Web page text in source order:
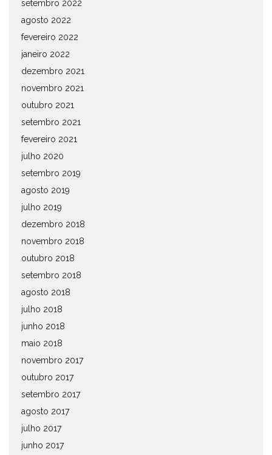
setembro 2022
agosto 2022
fevereiro 2022
janeiro 2022
dezembro 2021
novembro 2021
outubro 2021
setembro 2021
fevereiro 2021
julho 2020
setembro 2019
agosto 2019
julho 2019
dezembro 2018
novembro 2018
outubro 2018
setembro 2018
agosto 2018
julho 2018
junho 2018
maio 2018
novembro 2017
outubro 2017
setembro 2017
agosto 2017
julho 2017
junho 2017